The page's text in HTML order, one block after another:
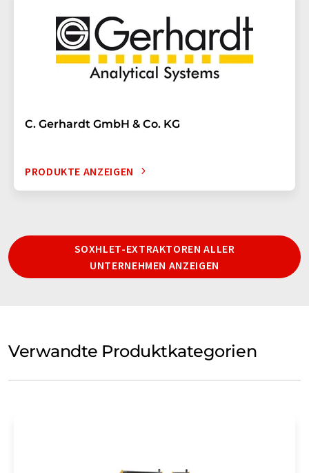
C. Gerhardt GmbH & Co. KG
PRODUKTE ANZEIGEN
SOXHLET-EXTRAKTOREN ALLER
UNTERNEHMEN ANZEIGEN
Verwandte Produktkategorien